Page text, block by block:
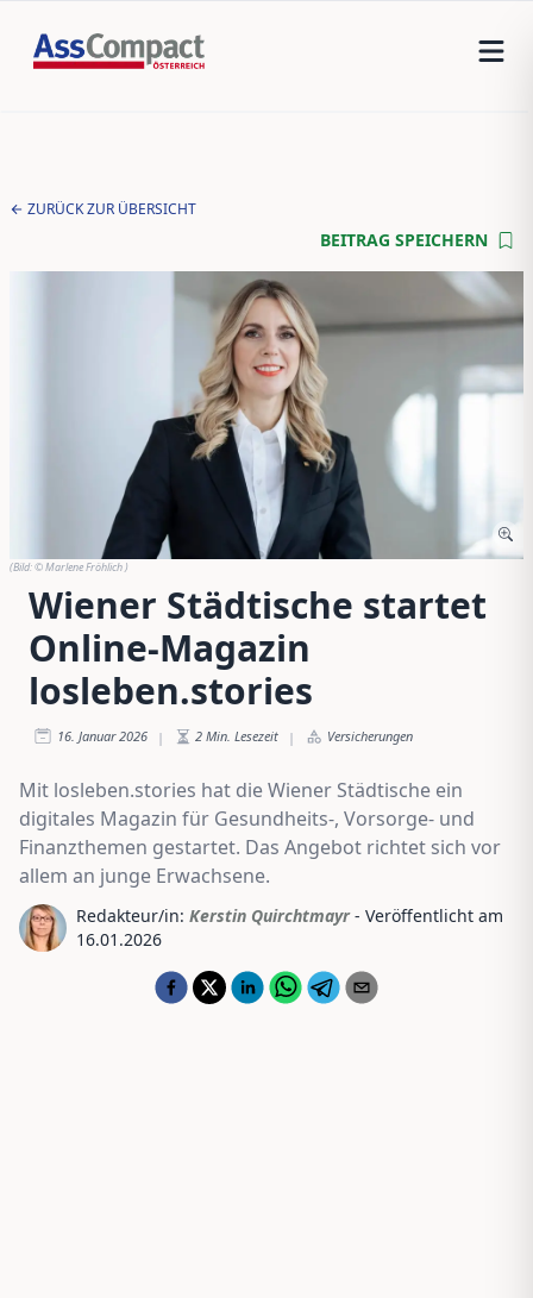
ZURÜCK ZUR ÜBERSICHT
BEITRAG SPEICHERN
(Bild:© Marlene Fröhlich)
Wiener Städtische startet
Online-Magazin
losleben.stories
16. Januar 2026 | 2 Min. Lesezeit | Versicherungen
Mit losleben.stories hat die Wiener Städtische ein
digitales Magazin für Gesundheits-, Vorsorge- und
Finanzthemen gestartet. Das Angebot richtet sich vor
allem an junge Erwachsene.
Redakteur/in: Kerstin Quirchtmayr - Veröffentlicht am
16.01.2026